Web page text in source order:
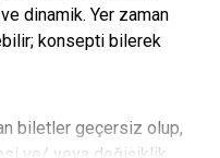
dinamik. Yer zaman
konsepti bilerek
biletler geçersiz olup,